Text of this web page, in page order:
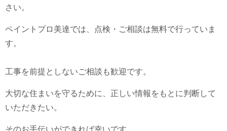
さい。
ペイントプロ美達では、点検・ご相談は無料で行っていま
す。
工事を前提としないご相談も歓迎です。
大切な住まいを守るために、正しい情報をもとに判断して
いただきたい。